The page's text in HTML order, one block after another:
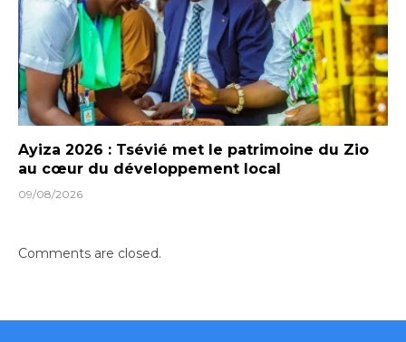
Ayiza 2026 : Tsévié met le patrimoine du Zio
au cœur du développement local
09/08/2026
Comments are closed.